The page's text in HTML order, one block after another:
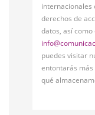
internacionales
derechos de
datos, así
puedes visitar
entontarás
qué